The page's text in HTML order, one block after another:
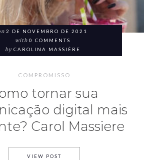
2 DE NOVEMBRO DE 2021
with 0 COMMENTS
by CAROLINA MASSIÈRE
COMPROMISSO
tornar sua
digital mais
Carol Massiere
VIEW POST